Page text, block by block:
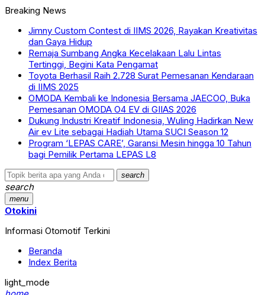
Breaking News
Jimny Custom Contest di IIMS 2026, Rayakan Kreativitas
dan Gaya Hidup
Remaja Sumbang Angka Kecelakaan Lalu Lintas
Tertinggi, Begini Kata Pengamat
Toyota Berhasil Raih 2.728 Surat Pemesanan Kendaraan
di IIMS 2025
OMODA Kembali ke Indonesia Bersama JAECOO, Buka
Pemesanan OMODA O4 EV di GIIAS 2026
Dukung Industri Kreatif Indonesia, Wuling Hadirkan New
Air ev Lite sebagai Hadiah Utama SUCI Season 12
Program ‘LEPAS CARE’, Garansi Mesin hingga 10 Tahun
bagi Pemilik Pertama LEPAS L8
search
search
menu
Otokini
Informasi Otomotif Terkini
Beranda
Index Berita
light_mode